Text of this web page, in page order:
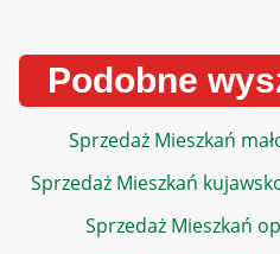
Podobne
Sprzedaż Mieszkań
Sprzedaż Mieszkań
Sprzedaż Mieszkań